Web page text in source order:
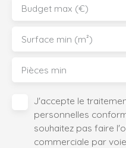
Budget max (€)
Surface min (m²)
Pièces min
J'accepte le
personnelles
souhaitez pas faire
commerciale par